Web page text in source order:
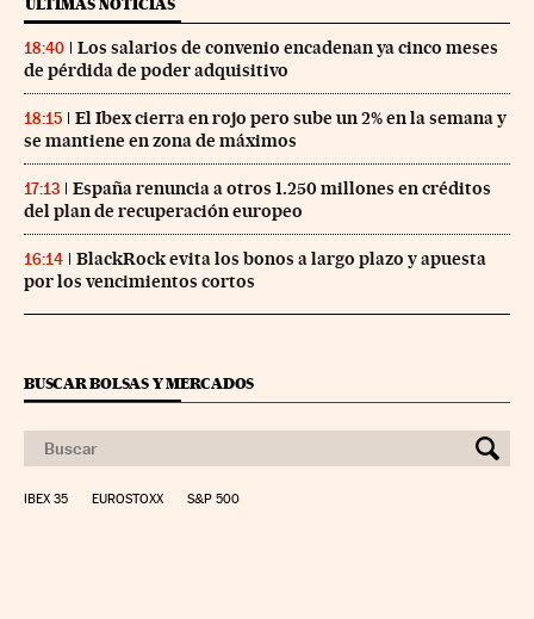
ÚLTIMAS NOTICIAS
18:40
Los salarios de convenio encadenan ya cinco meses
de pérdida de poder adquisitivo
18:15
El Ibex cierra en rojo pero sube un 2% en la semana y
se mantiene en zona de máximos
17:13
España renuncia a otros 1.250 millones en créditos
del plan de recuperación europeo
16:14
BlackRock evita los bonos a largo plazo y apuesta
por los vencimientos cortos
BUSCAR BOLSAS Y MERCADOS
IBEX 35 EUROSTOXX S&P 500